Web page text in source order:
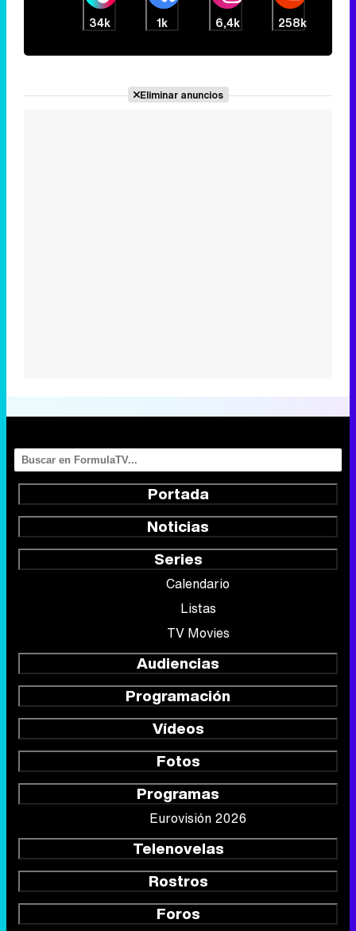
34k 1k 6,4k 258k
Eliminar anuncios
Portada
Noticias
Series
Calendario
Listas
TV Movies
Audiencias
Programación
Vídeos
Fotos
Programas
Eurovisión 2026
Telenovelas
Rostros
Foros